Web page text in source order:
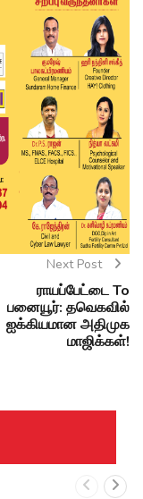
Next Post
ராயப்பேட்டை To
பனையூர்: தவெகவில்
ஐக்கியமான அதிமுக
மாஜிக்கள்!